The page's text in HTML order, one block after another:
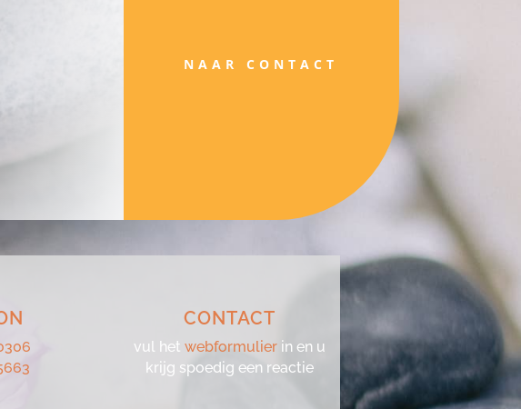
NAAR CONTACT
CONTACT
vul het webformulier in en u
krijg spoedig een reactie